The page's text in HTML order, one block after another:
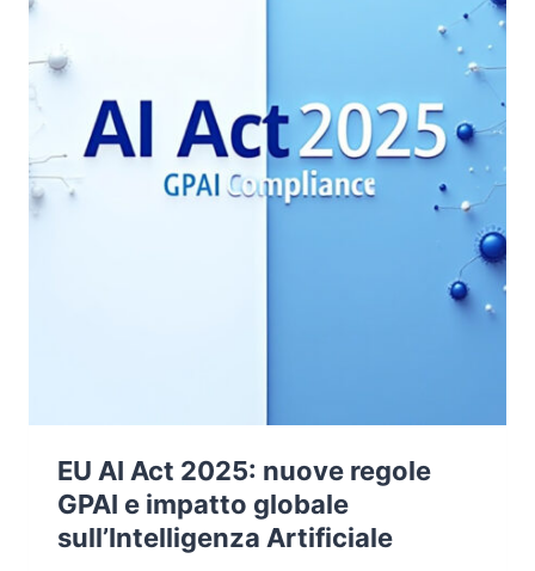
EU AI Act 2025: nuove regole
GPAI e impatto globale
sull’Intelligenza Artificiale